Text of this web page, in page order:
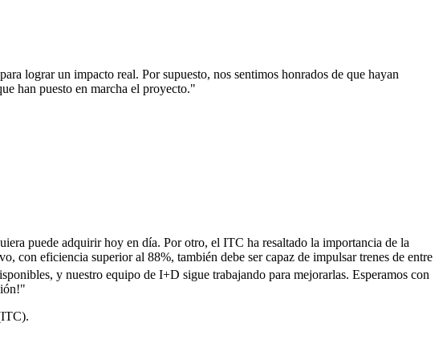
lograr un impacto real. Por supuesto, nos sentimos honrados de que hayan
han puesto en marcha el proyecto."
puede adquirir hoy en día. Por otro, el ITC ha resaltado la importancia de la
con eficiencia superior al 88%, también debe ser capaz de impulsar trenes de entre
y nuestro equipo de I+D sigue trabajando para mejorarlas. Esperamos con